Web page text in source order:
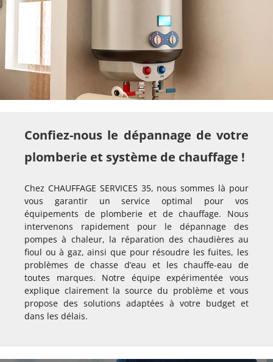
Confiez-nous le dépannage de votre
plomberie et système de chauffage !
Chez CHAUFFAGE SERVICES 35, nous sommes là pour
vous garantir un service optimal pour vos
équipements de plomberie et de chauffage. Nous
intervenons rapidement pour le dépannage des
pompes à chaleur, la réparation des chaudières au
fioul ou à gaz, ainsi que pour résoudre les fuites, les
problèmes de chasse d’eau et les chauffe-eau de
toutes marques. Notre équipe expérimentée vous
explique clairement la source du problème et vous
propose des solutions adaptées à votre budget et
dans les délais.